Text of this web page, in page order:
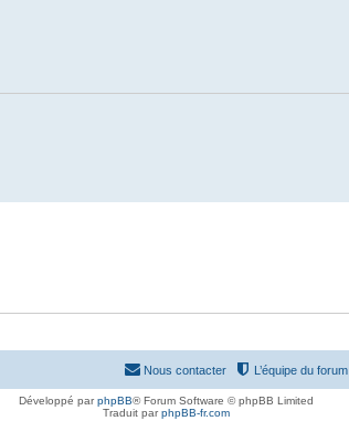
L’équipe du forum
Nous contacter
Développé parphpBB® Forum Software © phpBB Limited
Traduit parphpBB-fr.com